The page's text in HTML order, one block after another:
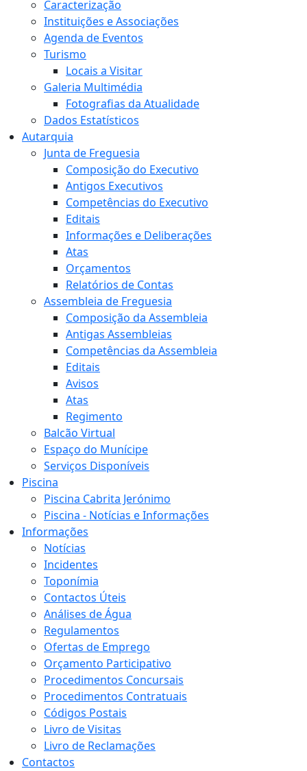
Caracterização
Instituições e Associações
Agenda de Eventos
Turismo
Locais a Visitar
Galeria Multimédia
Fotografias da Atualidade
Dados Estatísticos
Autarquia
Junta de Freguesia
Composição do Executivo
Antigos Executivos
Competências do Executivo
Editais
Informações e Deliberações
Atas
Orçamentos
Relatórios de Contas
Assembleia de Freguesia
Composição da Assembleia
Antigas Assembleias
Competências da Assembleia
Editais
Avisos
Atas
Regimento
Balcão Virtual
Espaço do Munícipe
Serviços Disponíveis
Piscina
Piscina Cabrita Jerónimo
Piscina - Notícias e Informações
Informações
Notícias
Incidentes
Toponímia
Contactos Úteis
Análises de Água
Regulamentos
Ofertas de Emprego
Orçamento Participativo
Procedimentos Concursais
Procedimentos Contratuais
Códigos Postais
Livro de Visitas
Livro de Reclamações
Contactos